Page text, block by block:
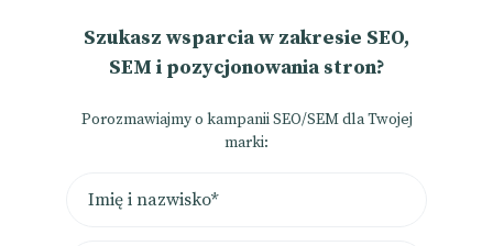
Szukasz wsparcia w zakresie SEO,
SEM i pozycjonowania stron?
Porozmawiajmy o kampanii SEO/SEM dla Twojej
marki: